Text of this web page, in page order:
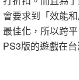
會要求到「效能
最佳化，所以跨
PS3版的遊戲在